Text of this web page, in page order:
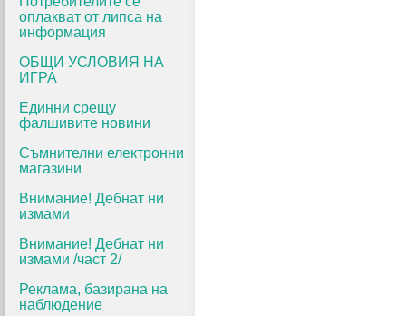
оплакват от липса на
информация
ОБЩИ УСЛОВИЯ НА
ИГРА
Единни срещу
фалшивите новини
Съмнителни електронни
магазини
Внимание! Дебнат ни
измами
Внимание! Дебнат ни
измами /част 2/
Реклама, базирана на
наблюдение